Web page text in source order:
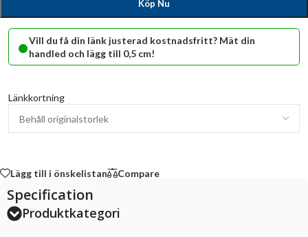
Köp Nu
•Vill du få din länk justerad kostnadsfritt? Mät din
handled och lägg till 0,5 cm!
Länkkortning
Lägg till i önskelistan Compare
Specification
Produktkategori